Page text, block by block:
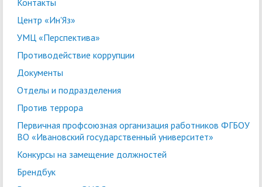
Контакты
Центр «Ин'Яз»
УМЦ «Перспектива»
Противодействие коррупции
Документы
Отделы и подразделения
Против террора
Первичная профсоюзная организация работников ФГБОУ
ВО «Ивановский государственный университет»
Конкурсы на замещение должностей
Брендбук